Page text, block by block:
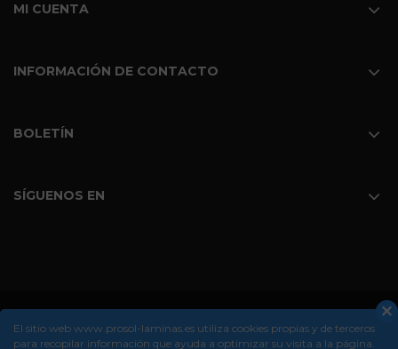
MI CUENTA
INFORMACIÓN DE CONTACTO
BOLETÍN
SÍGUENOS EN
Copyright © 2008-2026 Grupo Prosol
El sitio web www.prosol-laminas.es utiliza cookies propias y de terceros
para recopilar información que ayuda a optimizar su visita a la página.